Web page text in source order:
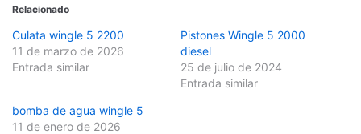
Relacionado
Culata wingle 5 2200
11 de marzo de 2026
Entrada similar
Pistones Wingle 5 2000
diesel
25 de julio de 2024
Entrada similar
bomba de agua wingle 5
11 de enero de 2026